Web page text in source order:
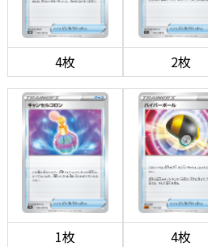
4枚 2枚
1枚 4枚